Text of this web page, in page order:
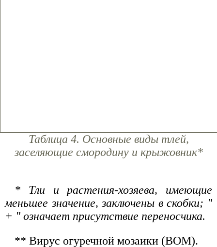
Таблица 4. Основные виды тлей,
заселяющие смородину и крыжовник*
* Тли и растения-хозяева, имеющие
меньшее значение, заключены в скобки; "
+ " означает присутствие переносчика.
** Вирус огуречной мозаики (ВОМ).